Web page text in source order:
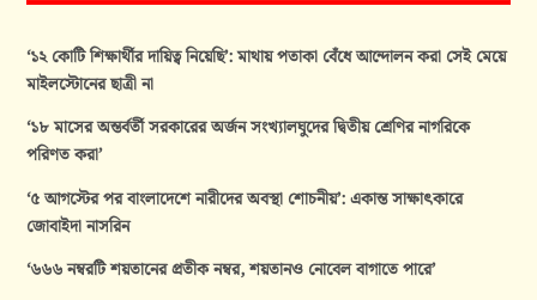
‘১২ কোটি শিক্ষার্থীর দায়িত্ব নিয়েছি’: মাথায় পতাকা বেঁধে আন্দোলন করা সেই মেয়ে
মাইলস্টোনের ছাত্রী না
‘১৮ মাসের অন্তর্বর্তী সরকারের অর্জন সংখ্যালঘুদের দ্বিতীয় শ্রেণির নাগরিকে
পরিণত করা’
‘৫ আগস্টের পর বাংলাদেশে নারীদের অবস্থা শোচনীয়’: একান্ত সাক্ষাৎকারে
জোবাইদা নাসরিন
‘৬৬৬ নম্বরটি শয়তানের প্রতীক নম্বর, শয়তানও নোবেল বাগাতে পারে’